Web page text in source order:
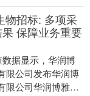
物招标: 多项采
保障业务重要
据显示，华润博
限公司发布华润博
限公司华润博雅生